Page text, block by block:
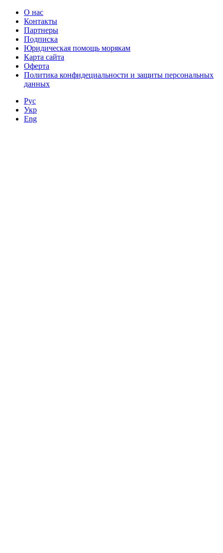
О нас
Контакты
Партнеры
Подписка
Юридическая помощь морякам
Карта сайта
Оферта
Политика конфидециальности и защиты персональных
данных
Рус
Укр
Eng